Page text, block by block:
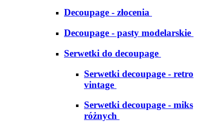
Decoupage - złocenia
Decoupage - pasty modelarskie
Serwetki do decoupage
Serwetki decoupage - retro
vintage
Serwetki decoupage - miks
różnych